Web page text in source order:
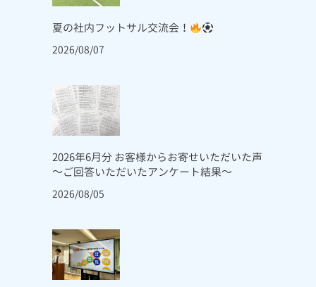
夏の社内フットサル交流会！
2026/08/07
2026年6月分 お客様からお寄せいただいた声
～ご回答いただいたアンケート結果～
2026/08/05